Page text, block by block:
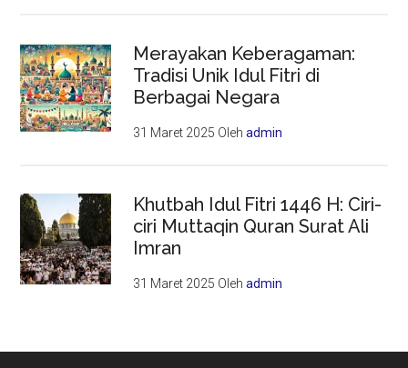
Merayakan Keberagaman:
Tradisi Unik Idul Fitri di
Berbagai Negara
31 Maret 2025 Olehadmin
Khutbah Idul Fitri 1446 H: Ciri-
ciri Muttaqin Quran Surat Ali
Imran
31 Maret 2025 Olehadmin